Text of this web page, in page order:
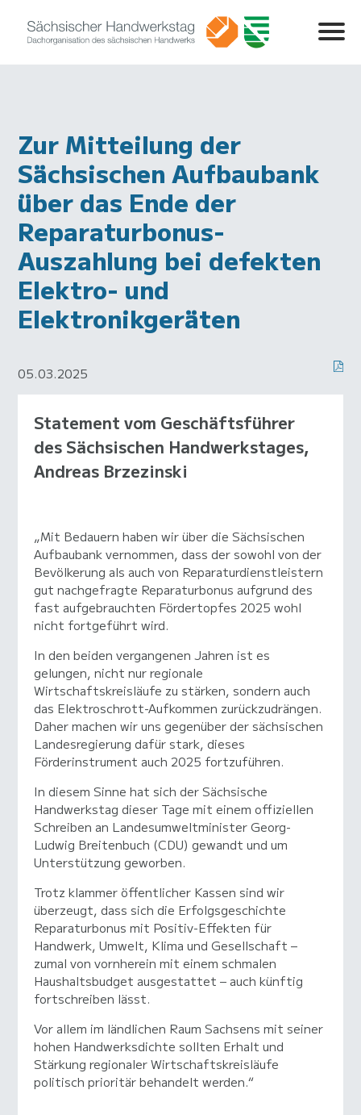
Zur Mitteilung der
Sächsischen Aufbaubank
über das Ende der
Reparaturbonus-
Auszahlung bei defekten
Elektro- und
Elektronikgeräten
05.03.2025
Statement vom Geschäftsführer
des Sächsischen Handwerkstages,
Andreas Brzezinski
„Mit Bedauern haben wir über die Sächsischen
Aufbaubank vernommen, dass der sowohl von der
Bevölkerung als auch von Reparaturdienstleistern
gut nachgefragte Reparaturbonus aufgrund des
fast aufgebrauchten Fördertopfes 2025 wohl
nicht fortgeführt wird.
In den beiden vergangenen Jahren ist es
gelungen, nicht nur regionale
Wirtschaftskreisläufe zu stärken, sondern auch
das Elektroschrott-Aufkommen zurückzudrängen.
Daher machen wir uns gegenüber der sächsischen
Landesregierung dafür stark, dieses
Förderinstrument auch 2025 fortzuführen.
In diesem Sinne hat sich der Sächsische
Handwerkstag dieser Tage mit einem offiziellen
Schreiben an Landesumweltminister Georg-
Ludwig Breitenbuch (CDU) gewandt und um
Unterstützung geworben.
Trotz klammer öffentlicher Kassen sind wir
überzeugt, dass sich die Erfolgsgeschichte
Reparaturbonus mit Positiv-Effekten für
Handwerk, Umwelt, Klima und Gesellschaft –
zumal von vornherein mit einem schmalen
Haushaltsbudget ausgestattet – auch künftig
fortschreiben lässt.
Vor allem im ländlichen Raum Sachsens mit seiner
hohen Handwerksdichte sollten Erhalt und
Stärkung regionaler Wirtschaftskreisläufe
politisch prioritär behandelt werden.“